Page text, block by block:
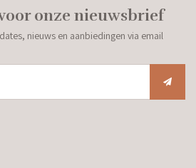
onze nieuwsbrief
nieuws en aanbiedingen via email